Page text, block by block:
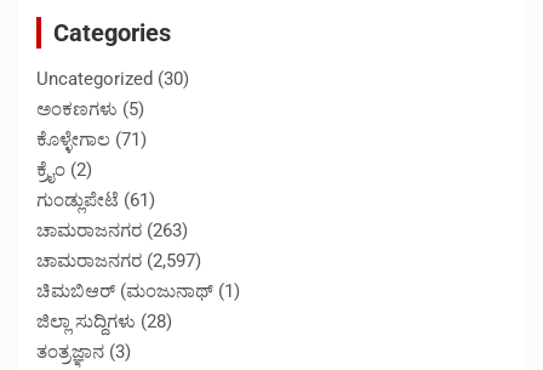
Categories
Uncategorized (30)
ಅಂಕಣಗಳು (5)
ಕೊಳ್ಳೇಗಾಲ (71)
ಕ್ರೈಂ (2)
ಗುಂಡ್ಲುಪೇಟೆ (61)
ಚಾಮರಾಜನಗರ (263)
ಚಾಮರಾಜನಗರ (2,597)
ಚಿಮಬಿಆರ್ (ಮಂಜುನಾಥ್ (1)
ಜಿಲ್ಲಾ ಸುದ್ದಿಗಳು (28)
ತಂತ್ರಜ್ಞಾನ (3)